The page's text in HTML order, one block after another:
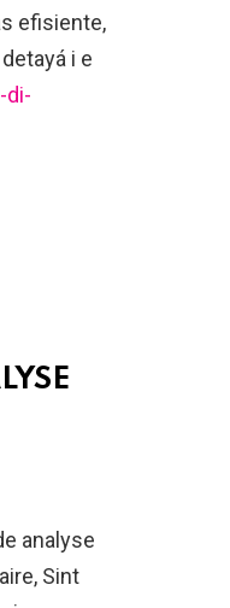
efisiente,
i e
di-
analyse
Sint